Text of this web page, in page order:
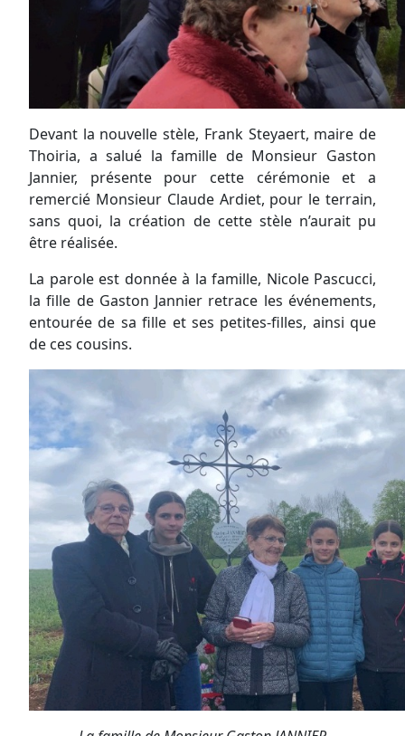
Devant la nouvelle stèle, Frank Steyaert, maire de
Thoiria, a salué la famille de Monsieur Gaston
Jannier, présente pour cette cérémonie et a
remercié Monsieur Claude Ardiet, pour le terrain,
sans quoi, la création de cette stèle n’aurait pu
être réalisée.
La parole est donnée à la famille, Nicole Pascucci,
la fille de Gaston Jannier retrace les événements,
entourée de sa fille et ses petites-filles, ainsi que
de ces cousins.